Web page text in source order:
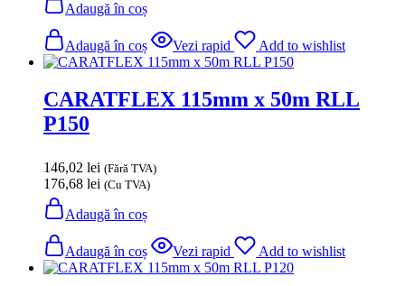
Adaugă în coș
Adaugă în coș Vezi rapid Add to wishlist
CARATFLEX 115mm x 50m RLL
P150
146,02 lei (Fără TVA)
176,68 lei (Cu TVA)
Adaugă în coș
Adaugă în coș Vezi rapid Add to wishlist